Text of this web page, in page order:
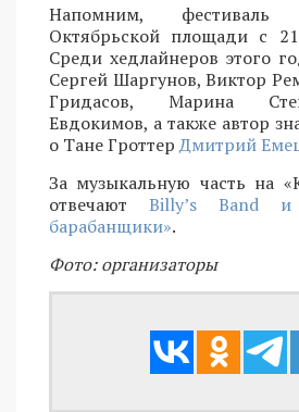
Напомним,
Октябрьской площади с
Среди хедлайнеров этого
Сергей Шаргунов, Виктор
Гридасов, Марина
Евдокимов, а также автор
о Тане ГроттерДмитрий
За музыкальную часть на
отвечают Billy’s Band и
барабанщики».
Фото: организаторы